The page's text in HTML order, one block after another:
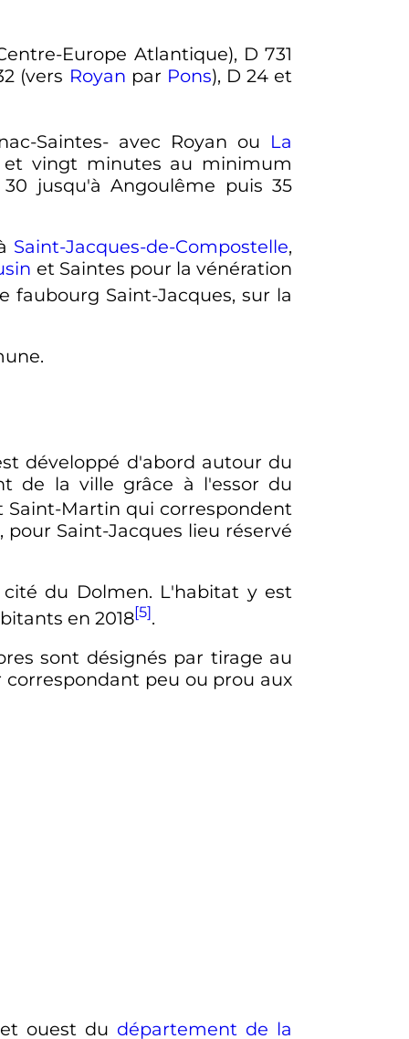
Europe Atlantique), D 731
(vers Royan par Pons), D 24 et
Saintes- avec Royan ou La
vingt minutes au minimum
jusqu'à Angoulême puis 35
Saint-Jacques-de-Compostelle,
et Saintes pour la vénération
faubourg Saint-Jacques, sur la
développé d'abord autour du
de la ville grâce à l'essor du
Saint-Martin qui correspondent
Saint-Jacques lieu réservé
du Dolmen. L'habitat y est
en 2018[5].
sont désignés par tirage au
peu ou prou aux
ouest du département de la